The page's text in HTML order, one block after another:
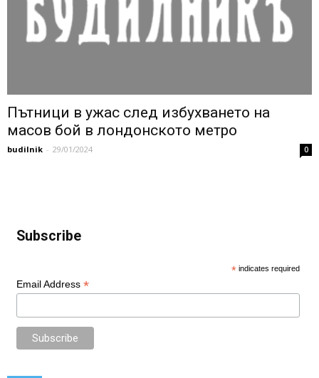
Пътници в ужас след избухването на
масов бой в лондонското метро
budilnik - 29/01/2024 0
Subscribe
* indicates required
Email Address *